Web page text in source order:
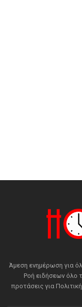
Άμεση ενημέρωση για
Ροή ειδήσεων όλο
προτάσεις για